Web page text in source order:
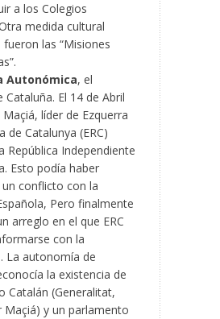
a los Colegios
medida cultural
las “Misiones
Autonómica, el
El 14 de Abril
Maçiá, líder de Ezquerra
de Catalunya (ERC)
República Independiente
Esto podía haber
conflicto con la
Pero finalmente
arreglo en el que ERC
con la
La autonomía de
la existencia de
Catalán (Generalitat,
Maçiá) y un parlamento